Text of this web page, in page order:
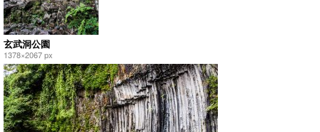
玄武洞公園
1378×2067 px